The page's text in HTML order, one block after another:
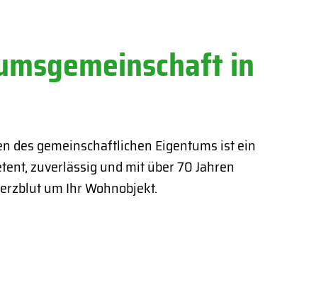
in
des gemeinschaftlichen Eigentums ist ein
zuverlässig und mit über 70 Jahren
um Ihr Wohnobjekt.